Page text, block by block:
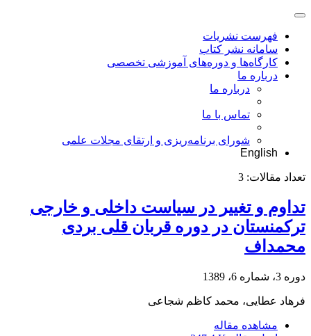
فهرست نشریات
سامانه نشر کتاب
کارگاه‌ها و دوره‌های آموزشی تخصصی
درباره ما
درباره ما
تماس با ما
شورای برنامه‌ریزی و ارتقای مجلات علمی
English
تعداد مقالات: 3
تداوم و تغییر در سیاست داخلی و خارجی
ترکمنستان در دوره قربان قلی بردی
محمداف
دوره 3، شماره 6، 1389
فرهاد عطایی، محمد کاظم شجاعی
مشاهده مقاله